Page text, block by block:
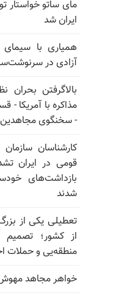
مای ساتو خواستار
ایران شد
همیاری با
آزادی در
بالا‌گرفتن
مذاکره با آمریکا
- سخنگوی مجاهدین
کارشناسان
قومی در ایران
بازداشت‌های
شدند
تعطیلی یکی از
از کشور؛ تصمیم
منطقه‌یی و حملات
خواهر مجاهد